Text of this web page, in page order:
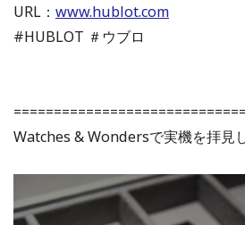
URL： www.hublot.com
#HUBLOT ＃ウブロ
=============================
Watches & Wondersで実機を拝見し